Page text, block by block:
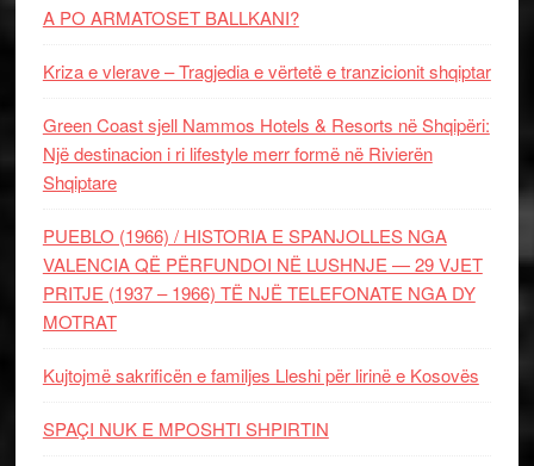
A PO ARMATOSET BALLKANI?
Kriza e vlerave – Tragjedia e vërtetë e tranzicionit shqiptar
Green Coast sjell Nammos Hotels & Resorts në Shqipëri:
Një destinacion i ri lifestyle merr formë në Rivierën
Shqiptare
PUEBLO (1966) / HISTORIA E SPANJOLLES NGA
VALENCIA QË PËRFUNDOI NË LUSHNJE — 29 VJET
PRITJE (1937 – 1966) TË NJË TELEFONATE NGA DY
MOTRAT
Kujtojmë sakrificën e familjes Lleshi për lirinë e Kosovës
SPAÇI NUK E MPOSHTI SHPIRTIN